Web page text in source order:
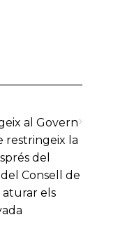
al Govern
restringeix la
del
Consell de
aturar els